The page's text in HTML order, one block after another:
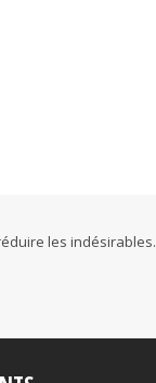
les indésirables.